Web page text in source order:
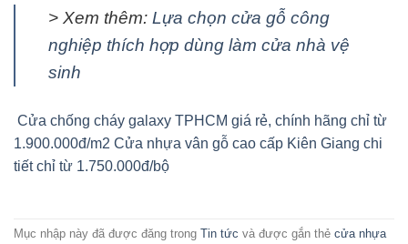
> Xem thêm: Lựa chọn cửa gỗ công
nghiệp thích hợp dùng làm cửa nhà vệ
sinh
Cửa chống cháy galaxy TPHCM giá rẻ, chính hãng chỉ từ
1.900.000đ/m2 Cửa nhựa vân gỗ cao cấp Kiên Giang chi
tiết chỉ từ 1.750.000đ/bộ
Mục nhập này đã được đăng trong Tin tức và được gắn thẻ cửa nhựa